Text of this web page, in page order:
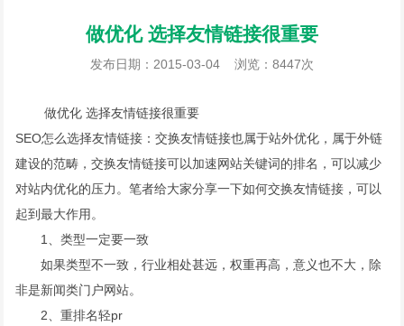
做优化 选择友情链接很重要
发布日期：2015-03-04 浏览：8447次
做优化 选择友情链接很重要
SEO怎么选择友情链接：交换友情链接也属于站外优化，属于外链
建设的范畴，交换友情链接可以加速网站关键词的排名，可以减少
对站内优化的压力。笔者给大家分享一下如何交换友情链接，可以
起到最大作用。
1、类型一定要一致
如果类型不一致，行业相处甚远，权重再高，意义也不大，除
非是新闻类门户网站。
2、重排名轻pr